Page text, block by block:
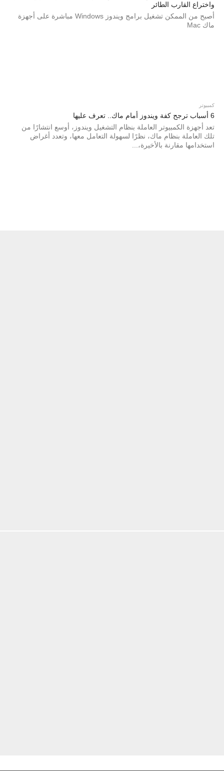
واختراع القارب الطائر
أصبح من الممكن تشغيل برامج ويندوز Windows مباشرة على أجهزة
ماك Mac
كمبيوتر
6 أسباب ترجح كفة ويندوز أمام ماك.. تعرف عليها
تعد أجهزة الكمبيوتر العاملة بنظام التشغيل ويندوز، أوسع انتشارًا من
تلك العاملة بنظام ماك، نظرًا لسهولة التعامل معها، وتعدد أغراض
استخدامها مقارنة بالأخيرة،...